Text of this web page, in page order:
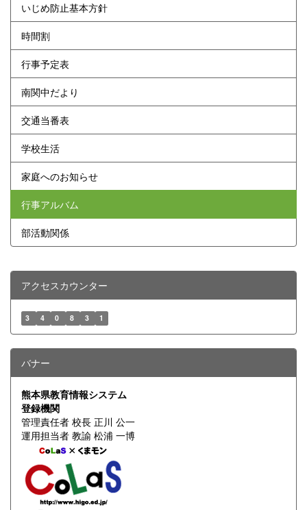
いじめ防止基本方針
時間割
行事予定表
南関中だより
交通当番表
学校生活
家庭へのお知らせ
行事アルバム
部活動関係
アクセスカウンター
3 4 0 8 3 1
バナー
熊本県教育情報システム
登録機関
管理責任者 校長 正川 公一
運用担当者 教諭 松浦 一博